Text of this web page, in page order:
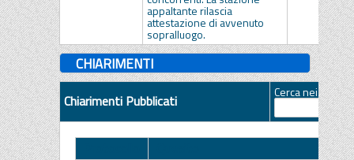
appaltante rilascia
attestazione di avvenuto
sopralluogo.
CHIARIMENTI
Chiarimenti Pubblicati Cerca nei quesiti